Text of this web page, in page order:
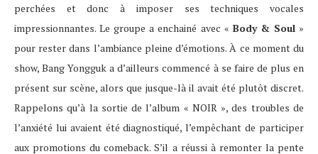
perchées et donc à imposer ses techniques vocales
impressionnantes. Le groupe a enchainé avec « Body & Soul»
pour rester dans l’ambiance pleine d’émotions. À ce moment du
show, Bang Yongguk a d’ailleurs commencé à se faire de plus en
présent sur scène, alors que jusque-là il avait été plutôt discret.
Rappelons qu’à la sortie de l’album « NOIR », des troubles de
l’anxiété lui avaient été diagnostiqué, l’empêchant de participer
aux promotions du comeback. S’il a réussi à remonter la pente